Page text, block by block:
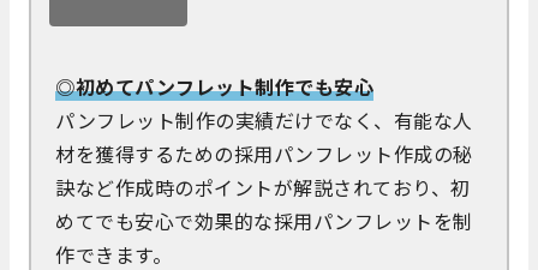
◎初めてパンフレット制作でも安心
パンフレット制作の実績だけでなく、有能な人
材を獲得するための採用パンフレット作成の秘
訣など作成時のポイントが解説されており、初
めてでも安心で効果的な採用パンフレットを制
作できます。